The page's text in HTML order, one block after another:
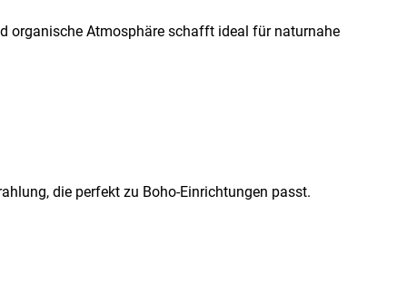
organische Atmosphäre schafft ideal für naturnahe
die perfekt zu Boho-Einrichtungen passt.